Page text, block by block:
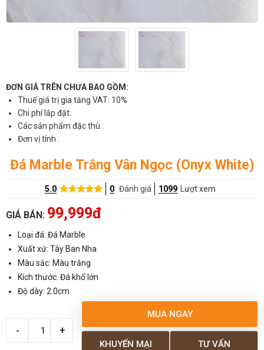
ĐƠN GIÁ TRÊN CHƯA BAO GỒM:
Thuế giá trị gia tăng VAT: 10%
Chi phí lắp đặt:
Các sản phẩm đặc thù :
Đơn vị tính :
Đá Marble Trắng Vân Ngọc (Onyx White)
5.0 0 Đánh giá 1099 Lượt xem
GIÁ BÁN: 99,999đ
Loại đá: Đá Marble
Xuất xứ: Tây Ban Nha
Màu sắc: Màu trắng
Kích thước: Đá khổ lớn
Độ dày: 2.0cm
MUA NGAY
TƯ VẤN
KHUYẾN MẠI